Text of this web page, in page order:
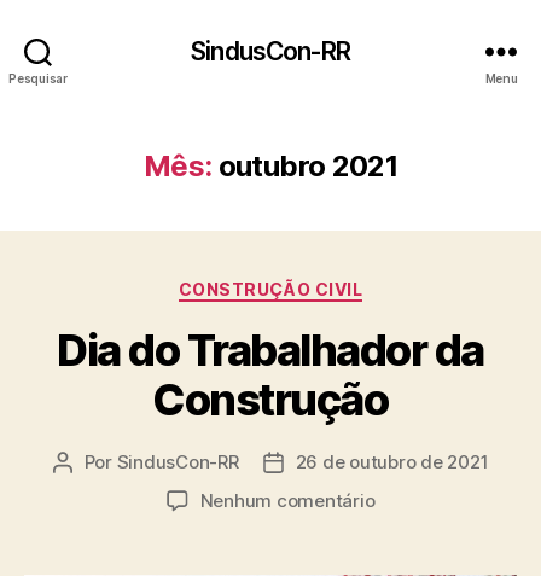
Pesquisar
SindusCon-RR
Menu
Mês: outubro 2021
Categorias
CONSTRUÇÃO CIVIL
Dia do Trabalhador da
Construção
Autor
Por SindusCon-RR
Data26 de outubro de 2021
Nenhum comentárioem